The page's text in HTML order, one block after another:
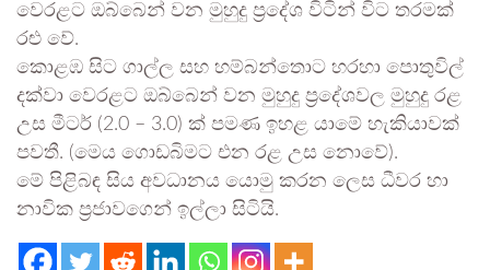
වෙරළට ඔබ්බෙන් වන මුහුදු ප්‍රදේශ විටින් විට තරමක්
රළු වේ.
කොළඹ සිට ගාල්ල සහ හම්බන්තොට හරහා පොතුවිල්
දක්වා වෙරළට ඔබ්බෙන් වන මුහුදු ප්‍රදේශවල මුහුදු රළ
උස මීටර් (2.0 – 3.0) ක් පමණ ඉහළ යාමේ හැකියාවක්
පවතී. (මෙය ගොඩබිමට එන රළ උස නොවේ).
මේ පිළිබඳ සිය අවධානය යොමු කරන ලෙස ධීවර හා
නාවික ප්‍රජාවගෙන් ඉල්ලා සිටියි.